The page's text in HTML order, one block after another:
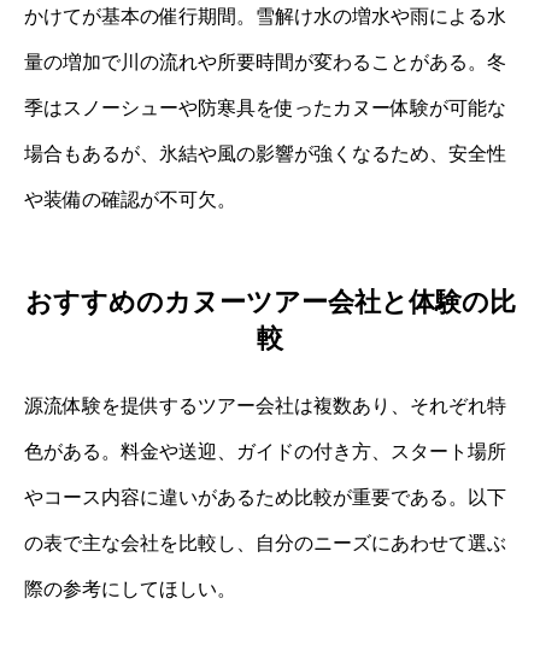
かけてが基本の催行期間。雪解け水の増水や雨による水
量の増加で川の流れや所要時間が変わることがある。冬
季はスノーシューや防寒具を使ったカヌー体験が可能な
場合もあるが、氷結や風の影響が強くなるため、安全性
や装備の確認が不可欠。
おすすめのカヌーツアー会社と体験の比
較
源流体験を提供するツアー会社は複数あり、それぞれ特
色がある。料金や送迎、ガイドの付き方、スタート場所
やコース内容に違いがあるため比較が重要である。以下
の表で主な会社を比較し、自分のニーズにあわせて選ぶ
際の参考にしてほしい。